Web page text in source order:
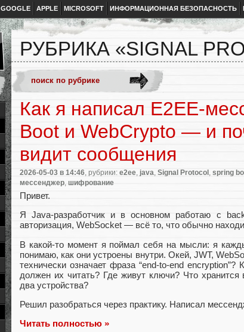
GOOGLE APPLE MICROSOFT ИНФОРМАЦИОННАЯ БЕЗОПАСНОСТЬ
РУБРИКА «SIGNAL
Как я написал E2EE-
Boot и WebCrypto — и
видит сообщения
2026-05-03 в 14:46 , рубрики: e2ee java Signal Protocol spring
мессенджер шифрование
Привет.
Я Java-разработчик и в основном работаю с
авторизация, WebSocket — всё то, что обычно
В какой-то момент я поймал себя на мысли: я
понимаю, как они устроены внутри. Окей, JWT,
технически означает фраза “end-to-end
должен их читать? Где живут ключи? Что хранится
два устройства?
Решил разобраться через практику. Написал
Читать полностью »